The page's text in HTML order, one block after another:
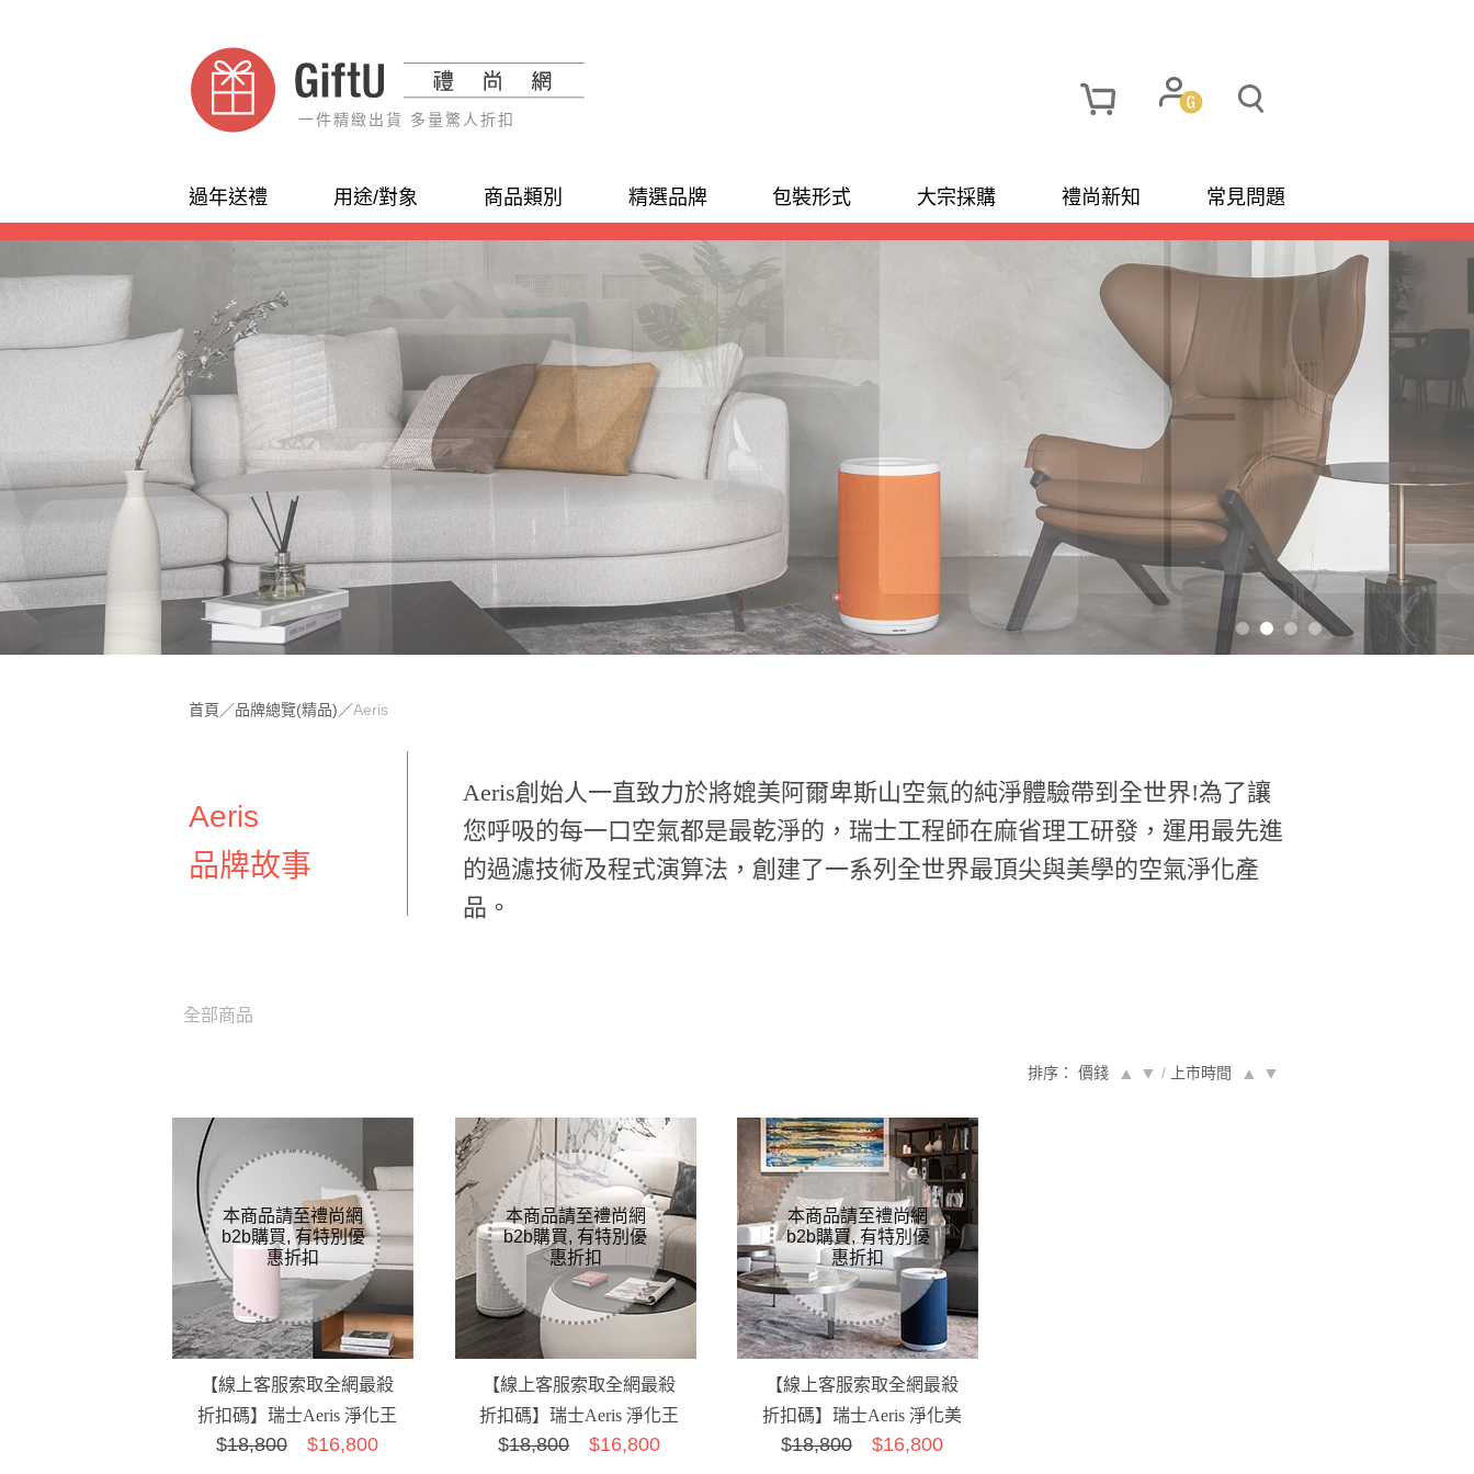
一件精緻出貨 多量驚人折扣
過年送禮 用途/對象 商品類別 精選品牌 包裝形式 大宗採購 禮尚新知 常見問題
首頁 ／品牌總覽(精品) ／Aeris
Aeris
品牌故事
Aeris創始人一直致力於將媲美阿爾卑斯山空氣的純淨體驗帶到全世界!為了讓
您呼吸的每一口空氣都是最乾淨的，瑞士工程師在麻省理工研發，運用最先進
的過濾技術及程式演算法，創建了一系列全世界最頂尖與美學的空氣淨化產
品。
全部商品
排序： 價錢 ▲ ▼ / 上市時間 ▲ ▼
【線上客服索取全網最殺
折扣碼】瑞士Aeris 淨化王
者Aair lite空氣...
$18,800$16,800
【線上客服索取全網最殺
折扣碼】瑞士Aeris 淨化王
者Aair lite空氣...
$18,800$16,800
【線上客服索取全網最殺
折扣碼】瑞士Aeris 淨化美
學Aair lite空氣...
$18,800$16,800